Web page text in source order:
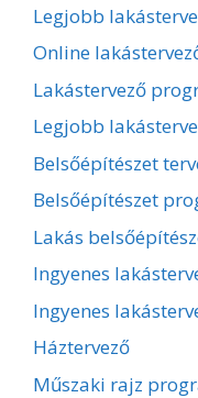
Legjobb
Online
Lakástervező
Legjobb
Belsőépítészet
Belsőépítészet
Lakás
Ingyenes
Ingyenes
Háztervező
Műszaki rajz